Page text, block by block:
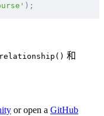
);
relationship() 和
or open a GitHub